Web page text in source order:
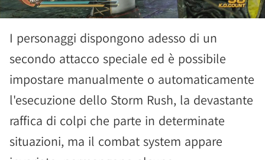
I personaggi dispongono adesso di un
secondo attacco speciale ed è possibile
impostare manualmente o automaticamente
l'esecuzione dello Storm Rush, la devastante
raffica di colpi che parte in determinate
situazioni, ma il combat system appare